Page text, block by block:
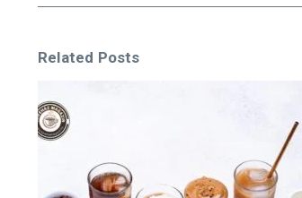
Related Posts